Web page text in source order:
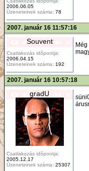
2006.06.05
Üzeneteinek száma: 78
2007. január 16 11:57:16
Souvent
Csatlakozás időpontja:
2006.04.15
Üzeneteinek száma: 192
2007. január 16 10:57:18
gradU
Csatlakozás időpontja:
2005.12.17
Üzeneteinek száma: 25307